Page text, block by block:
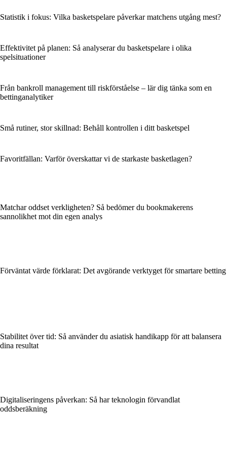
Statistik i fokus: Vilka basketspelare påverkar matchens utgång mest?
Effektivitet på planen: Så analyserar du basketspelare i olika
spelsituationer
Från bankroll management till riskförståelse – lär dig tänka som en
bettinganalytiker
Små rutiner, stor skillnad: Behåll kontrollen i ditt basketspel
Favoritfällan: Varför överskattar vi de starkaste basketlagen?
Matchar oddset verkligheten? Så bedömer du bookmakerens
sannolikhet mot din egen analys
Förväntat värde förklarat: Det avgörande verktyget för smartare betting
Stabilitet över tid: Så använder du asiatisk handikapp för att balansera
dina resultat
Digitaliseringens påverkan: Så har teknologin förvandlat
oddsberäkning